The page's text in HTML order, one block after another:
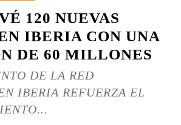
120 NUEVAS
IBERIA CON UNA
DE 60 MILLONES
DE LA RED
IBERIA REFUERZA EL